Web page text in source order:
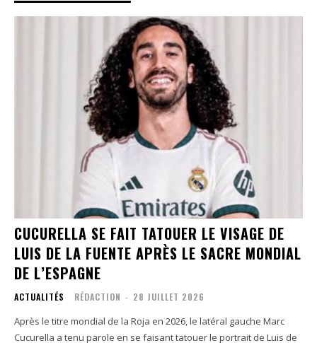
CUCURELLA SE FAIT TATOUER LE VISAGE DE
LUIS DE LA FUENTE APRÈS LE SACRE MONDIAL
DE L’ESPAGNE
ACTUALITÉS RÉDACTION - 28 JUILLET 2026
Après le titre mondial de la Roja en 2026, le latéral gauche Marc
Cucurella a tenu parole en se faisant tatouer le portrait de Luis de